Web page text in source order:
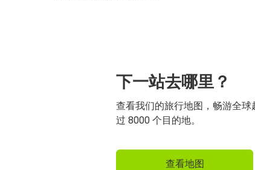
下一站去哪里？
查看我们的旅行地图，畅游全球
过 8000 个目的地。
查看地图